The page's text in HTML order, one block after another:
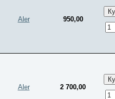
Aler
950,00
Aler
2 700,00